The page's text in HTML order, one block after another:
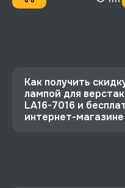
Как получить
лампой для
LA16-7016 и
интернет-магазине